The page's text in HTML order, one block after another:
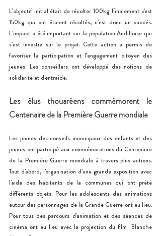
L’objectif initial était de récolter 100kg. Finalement c'est
150kg qui ont étaient récoltés, c’est donc un succès.
L’impact a été important sur la population Andilloise qui
s’est investie sur le projet. Cette action a permis de
favoriser la participation et l’engagement citoyen des
jeunes. Les conseillers ont développé des notions de
solidarité et d'entraide.
Les élus thouaréens commémorent le
Centenaire de la Première Guerre mondiale
Les jeunes des conseils municipaux des enfants et des
jeunes ont participé aux commémorations du Centenaire
de la Première Guerre mondiale à travers plus actions.
Tout d'abord, l'organisation d'une grande exposition avec
l'aide des habitants de la communes qui ont prêté
différents objets. Pour les adolescents des animations
autour des personnages de la Grande Guerre ont eu lieu.
Pour tous des parcours d'animation et des séances de
cinéma ont eu lieu avec la projection du film "Blanche